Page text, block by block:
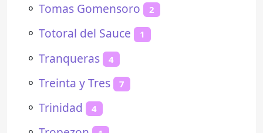
⚬ Tomas Gomensoro 2
⚬ Totoral del Sauce 1
⚬ Tranqueras 4
⚬ Treinta y Tres 7
⚬ Trinidad 4